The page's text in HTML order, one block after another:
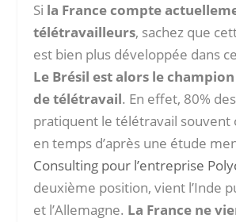
Si la France compte
télétravailleurs, sachez que
est bien plus développée dans
Le Brésil est alors le
de télétravail. En effet, 80%
pratiquent le télétravail souvent
en temps d’après une étude
Consulting pour l’entreprise
deuxième position, vient l’Inde
et l’Allemagne. La France ne